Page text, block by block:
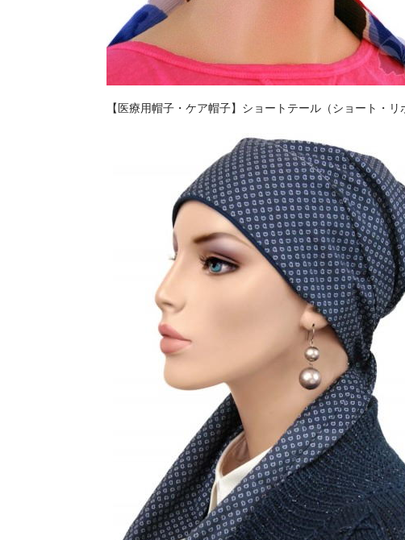
【医療用帽子・ケア帽子】ショートテール（ショート・